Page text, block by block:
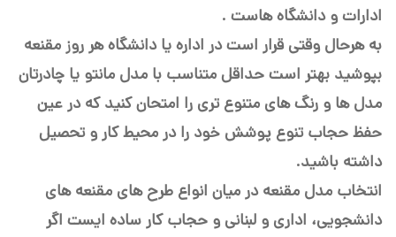
ادارات و دانشگاه هاست .
به هرحال وقتی قرار است در اداره یا دانشگاه هر روز مقنعه
بپوشید بهتر است حداقل متناسب با مدل مانتو یا چادرتان
مدل ها و رنگ های متنوع تری را امتحان کنید که در عین
حفظ حجاب تنوع پوشش خود را در محیط کار و تحصیل
داشته باشید.
انتخاب مدل مقنعه در میان انواع طرح های مقنعه های
دانشجویی، اداری و لبنانی و حجاب کار ساده ایست اگر